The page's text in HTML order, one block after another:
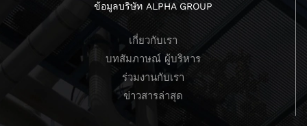
ข้อมูลบริษัท ALPHA GROUP
เกี่ยวกับเรา
บทสัมภาษณ์ ผู้บริหาร
ร่วมงานกับเรา
ข่าวสารล่าสุด